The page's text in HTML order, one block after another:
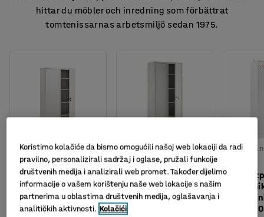
hittar du möbler och inredning som förbättrat
tomtenissarnas arbetsmiljö sedan 1975.
Metalni ormar
CLICK,
1800x916x422 mm,
sivi
Ormar za
spremanje: 800mm
širine:siva
Art. br.
za
Koristimo kolačiće da bismo omogućili našoj web lokaciji da radi
pravilno, personalizirali sadržaj i oglase, pružali funkcije
društvenih medija i analizirali web promet. Također dijelimo
informacije o vašem korištenju naše web lokacije s našim
partnerima u oblastima društvenih medija, oglašavanja i
analitičkih aktivnosti. Kolačići